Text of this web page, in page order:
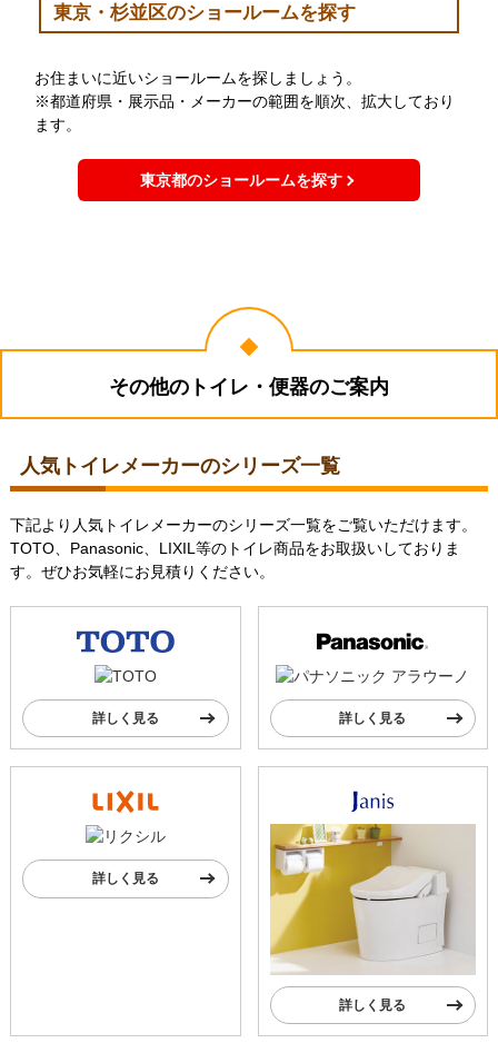
東京・杉並区のショールームを探す
お住まいに近いショールームを探しましょう。
※都道府県・展示品・メーカーの範囲を順次、拡大しており
ます。
東京都のショールームを探す
その他のトイレ・便器のご案内
人気トイレメーカーのシリーズ一覧
下記より人気トイレメーカーのシリーズ一覧をご覧いただけます。
TOTO、Panasonic、LIXIL等のトイレ商品をお取扱いしておりま
す。ぜひお気軽にお見積りください。
詳しく見る 詳しく見る
詳しく見る
詳しく見る